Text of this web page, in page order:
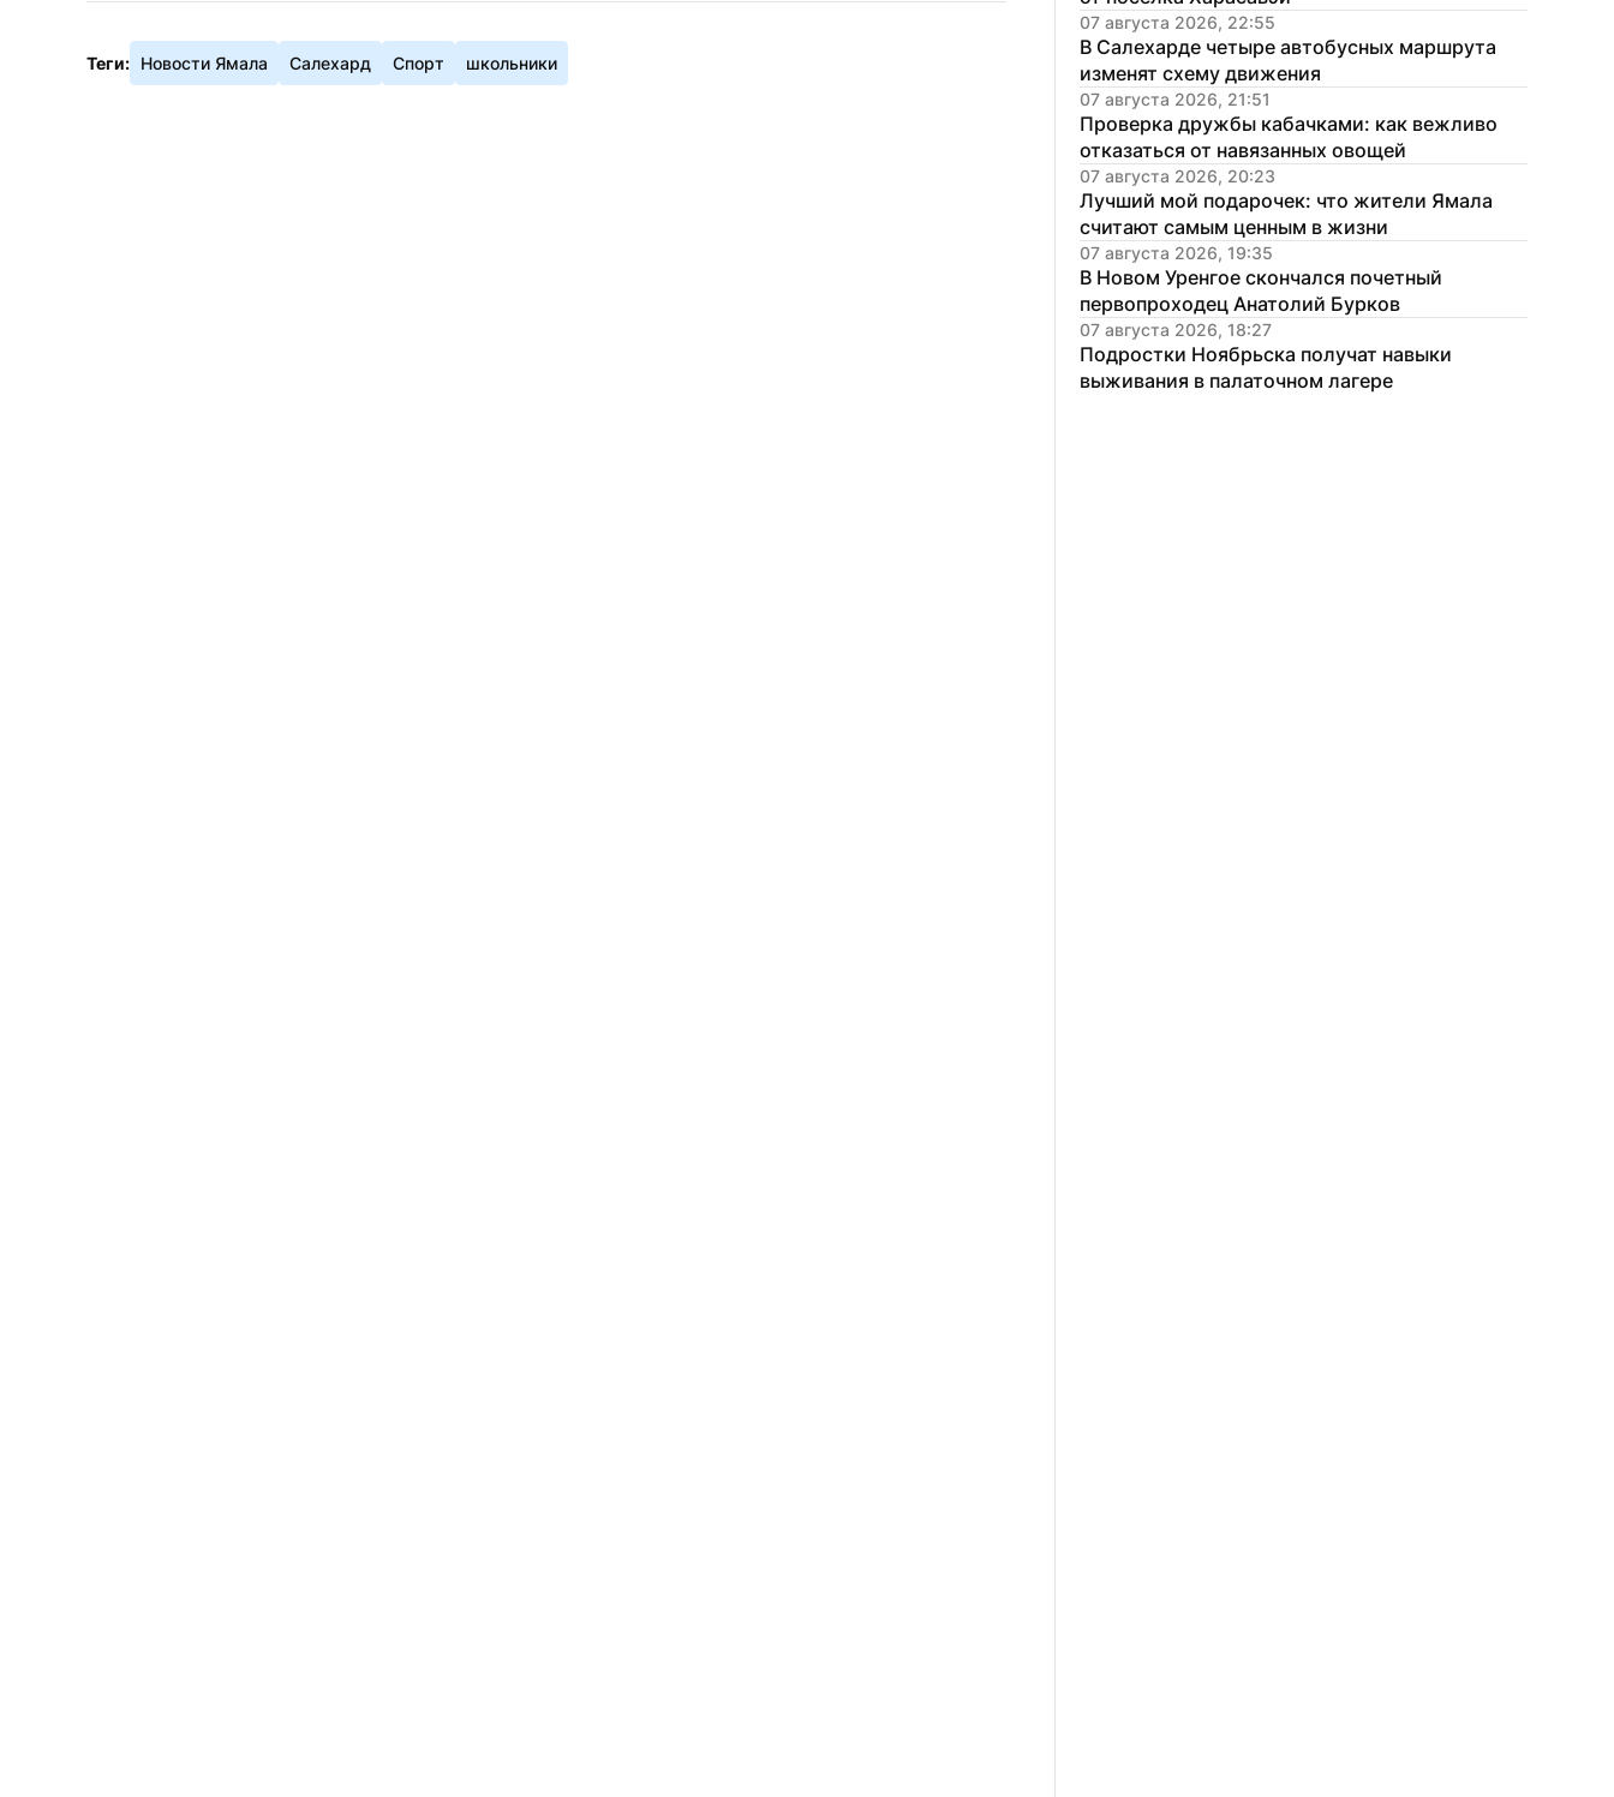
Теги: Новости Ямала Салехард Спорт школьники
07 августа 2026, 22:55
В Салехарде четыре автобусных маршрута
изменят схему движения
07 августа 2026, 21:51
Проверка дружбы кабачками: как вежливо
отказаться от навязанных овощей
07 августа 2026, 20:23
Лучший мой подарочек: что жители Ямала
считают самым ценным в жизни
07 августа 2026, 19:35
В Новом Уренгое скончался почетный
первопроходец Анатолий Бурков
07 августа 2026, 18:27
Подростки Ноябрьска получат навыки
выживания в палаточном лагере